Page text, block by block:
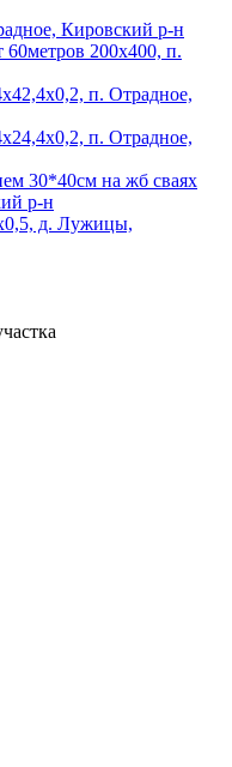
Кировский р-н
200х400, п.
п. Отрадное,
п. Отрадное,
30*40см на жб сваях
р-н
д. Лужицы,